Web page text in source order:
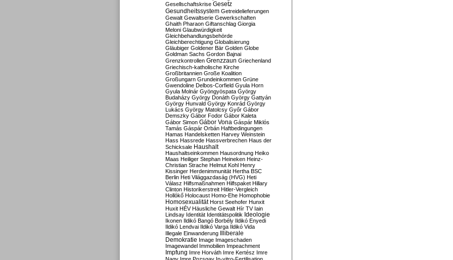
Gesellschaftskrise Gesetz
Gesundheitssystem Getreidelieferungen
Gewalt Gewaltserie Gewerkschaften
Ghaith Pharaon Giftanschlag Giorgia
Meloni Glaubwürdigkeit
Gleichbehandlungsbehörde
Gleichberechtigung Globalisierung
Gläubiger Goldener Bär Golden Globe
Goldman Sachs Gordon Bajnai
Grenzkontrollen Grenzzaun Griechenland
Griechisch-katholische Kirche
Großbritannien Große Koalition
Großungarn Grundeinkommen Grüne
Gwendoline Delbos-Corfield Gyula Horn
Gyula Molnár Gyöngyöspata György
Budaházy György Donáth György Gattyán
György Hunvald György Konrád György
Lukács György Matolcsy Győr Gábor
Demszky Gábor Fodor Gábor Kaleta
Gábor Simon Gábor Vona Gáspár Miklós
Tamás Gáspár Orbán Haftbedingungen
Hamas Handelsketten Harvey Weinstein
Hass Hassrede Hassverbrechen Haus der
Schicksale Haushalt
Haushaltseinkommen Hausordnung Heiko
Maas Heiliger Stephan Heineken Heinz-
Christian Strache Helmut Kohl Henry
Kissinger Herdenimmunität Hertha BSC
Berlin Heti Világgazdaság (HVG) Heti
Válasz Hilfsmaßnahmen Hilfspaket Hillary
Clinton Historikerstreit Hitler-Vergleich
Hollókő Holocaust Homo-Ehe Homophobie
Homosexualität Horst Seehofer Hunxit
Huxit HÉV Häusliche Gewalt Hír TV Iain
Lindsay Identität Identitätspolitik Ideologie
Ikonen Ildikó Bangó Borbély Ildikó Enyedi
Ildikó Lendvai Ildikó Varga Ildikó Vida
Illegale Einwanderung Illiberale
Demokratie Image Imageschaden
Imagewandel Immobilien Impeachment
Impfung Imre Horváth Imre Kertész Imre